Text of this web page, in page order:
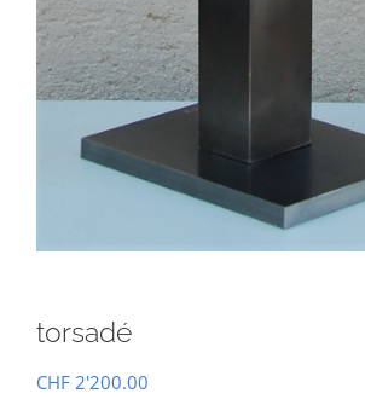
torsadé
CHF 2'200.00